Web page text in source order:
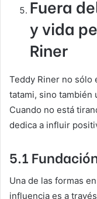
Fuera
y vida
Riner
Teddy Riner no sólo
tatami, sino también
Cuando no está
dedica a influir
5.1
Una de las formas
influencia es a